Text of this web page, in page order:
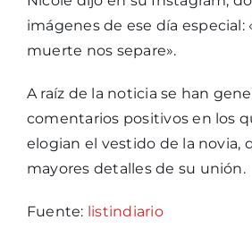
imágenes de ese día especial:
muerte nos separe».
A raíz de la noticia se han
comentarios positivos en los
elogian el vestido de la novia,
mayores detalles de su unión.
Fuente: listindiario